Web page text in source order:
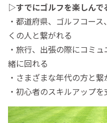
▷すでにゴルフを楽しんで
・都道府県、ゴルフコー
くの人と繋がれる
・旅行、出張の際にコミ
緒に回れる
・さまざまな年代の方と繋
・初心者のスキルアップ